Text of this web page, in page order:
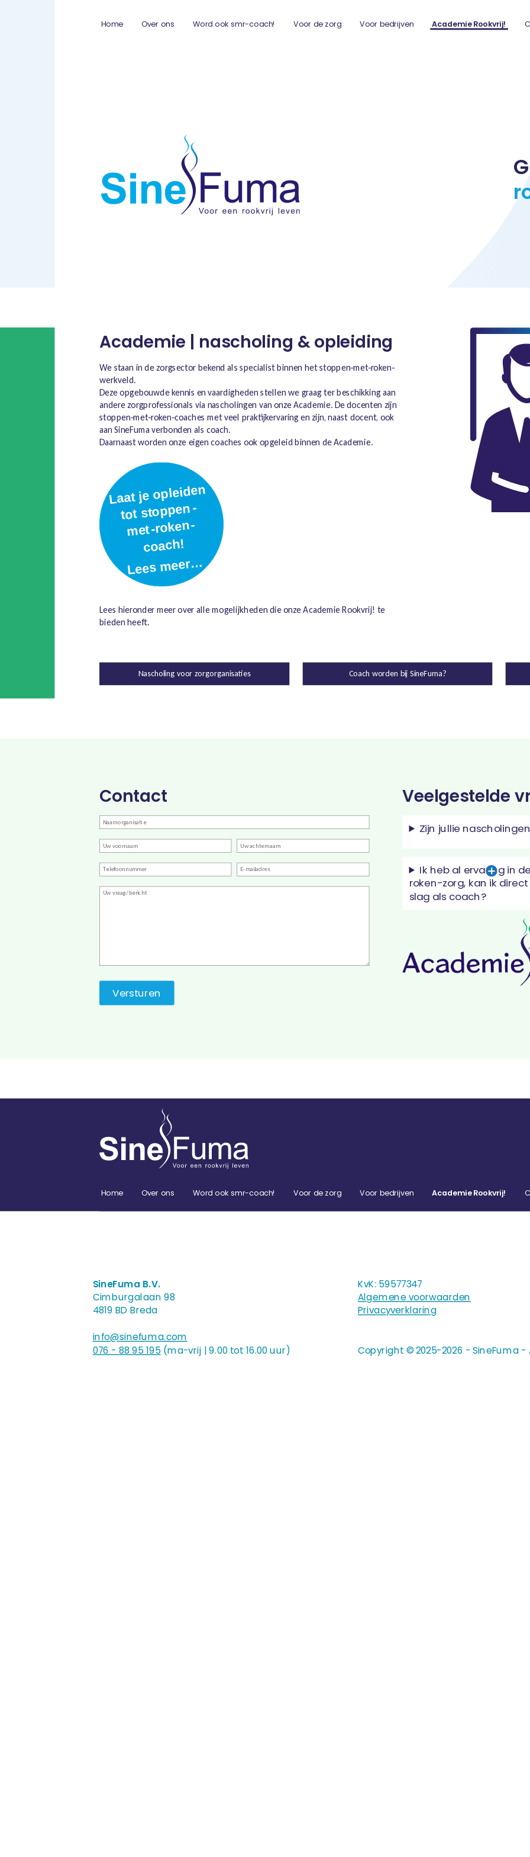
Home Over ons Word ook smr-coach! Voor de zorg Voor bedrijven Academie Rookvrij!
Academie | nascholing & opleiding
We staan in de zorgsector bekend als specialist binnen het stoppen-met-roken-
werkveld.
Deze opgebouwde kennis en vaardigheden stellen we graag ter beschikking aan
andere zorgprofessionals via nascholingen van onze Academie. De docenten zijn
stoppen-met-roken-coaches met veel praktijkervaring en zijn, naast docent, ook
aan SineFuma verbonden als coach.
Daarnaast worden onze eigen coaches ook opgeleid binnen de Academie.
Lees hieronder meer over alle mogelijkheden die onze Academie Rookvrij! te
bieden heeft.
Nascholing voor zorgorganisaties Coach worden bij SineFuma?
Contact
Bedrijfsnaam
Voornaam Achternaam
Telefoon
E-
mailadres
Vraag/bericht
Veelgestelde
Zijn jullie
Ik heb al ervaring in
roken-zorg, kan ik
slag als coach?
Home Over ons Word ook smr-coach! Voor de zorg Voor bedrijven Academie Rookvrij!
SineFuma B.V.
Cimburgalaan 98
4819 BD Breda
info@sinefuma.com
076 - 88 95 195 (ma-vrij | 9.00 tot 16.00 uur)
KvK: 59577347
Algemene voorwaarden
Privacyverklaring
Copyright © 2025-2026 - SineFuma